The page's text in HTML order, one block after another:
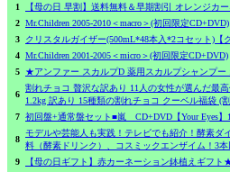
1
【母の日 早割】送料無料＆早期割引 オレンジカ
2 Mr.Children 2005-2010＜macro＞(初回限定CD+DVD)
3
クリスタルガイザー(500mL*48本入*2コセット)【
4 Mr.Children 2001-2005＜micro＞(初回限定CD+DVD)
5
★アンファー スカルプD 薬用スカルプシャンプー
6
割れチョコ 贅沢な訳あり 11人の女性が選んだ
1.2kg 訳あり 15種類の割れチョコ クーベル福袋 (
7 初回盤+通常盤セット■嵐 CD+DVD【Your Eyes】
8
モデルや芸能人も実践！テレビでも紹介！酵素ダ
料（酵素ドリンク）、コスミックエンザイム！3本
9
【母の日ギフト】赤カーネーション鉢植えギフト